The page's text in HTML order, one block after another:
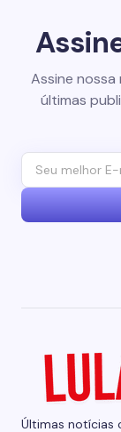
Assine
últimas
Últimas notícias